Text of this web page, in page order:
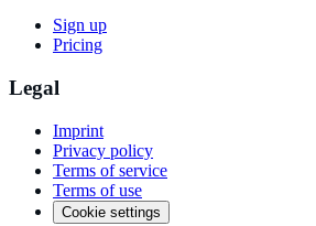
Sign up
Pricing
Legal
Imprint
Privacy policy
Terms of service
Terms of use
Cookie settings